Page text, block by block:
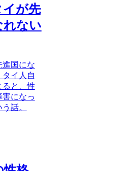
イが先
れない
進国にな
イ人自
ると、性
になっ
話。